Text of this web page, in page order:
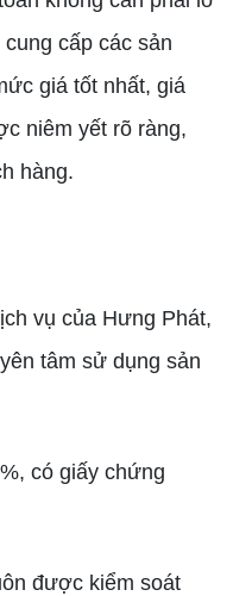
cấp các sản
giá tốt nhất, giá
niêm yết rõ ràng,
hàng.
vụ của Hưng Phát,
tâm sử dụng sản
có giấy chứng
được kiểm soát